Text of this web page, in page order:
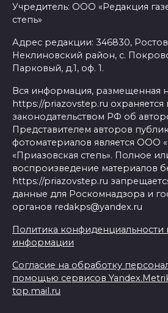
Учредитель: ООО «Редакция
степь»
Адрес редакции: 346830,
Неклиновский район, с.
Парковый, д.1, оф. 1.
Вся информация, размещенная
https://priazovstep.ru охраняется
законодательством РФ об
Представителем авторов
фотоматериалов является ООО
«Приазовская степь». Полное
воспроизведение материалов
https://priazovstep.ru
данные для Роскомнадзора и
органов redakps@yandex.ru
Политика конфиденциальности
информации
Согласие на обработку
помощью сервисов
top.mail.ru